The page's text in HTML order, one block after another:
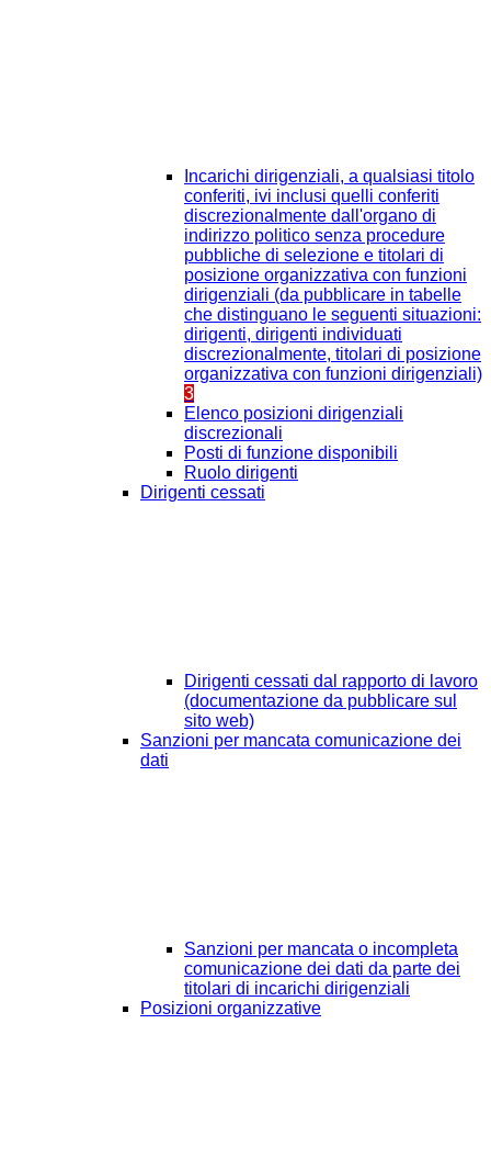
Incarichi dirigenziali, a qualsiasi titolo
conferiti, ivi inclusi quelli conferiti
discrezionalmente dall'organo di
indirizzo politico senza procedure
pubbliche di selezione e titolari di
posizione organizzativa con funzioni
dirigenziali (da pubblicare in tabelle
che distinguano le seguenti situazioni:
dirigenti, dirigenti individuati
discrezionalmente, titolari di posizione
organizzativa con funzioni dirigenziali)
3
Elenco posizioni dirigenziali
discrezionali
Posti di funzione disponibili
Ruolo dirigenti
Dirigenti cessati
Dirigenti cessati dal rapporto di lavoro
(documentazione da pubblicare sul
sito web)
Sanzioni per mancata comunicazione dei
dati
Sanzioni per mancata o incompleta
comunicazione dei dati da parte dei
titolari di incarichi dirigenziali
Posizioni organizzative